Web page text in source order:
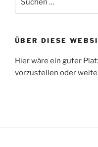
nach:
ÜBER DIESE
Hier wäre ein guter
vorzustellen oder